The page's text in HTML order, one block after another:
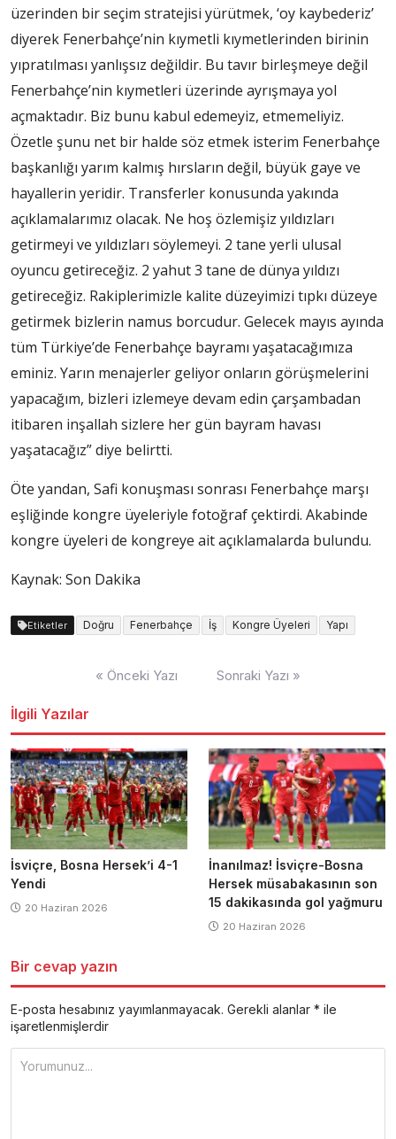
üzerinden bir seçim stratejisi yürütmek, ‘oy kaybederiz’
diyerek Fenerbahçe’nin kıymetli kıymetlerinden birinin
yıpratılması yanlışsız değildir. Bu tavır birleşmeye değil
Fenerbahçe’nin kıymetleri üzerinde ayrışmaya yol
açmaktadır. Biz bunu kabul edemeyiz, etmemeliyiz.
Özetle şunu net bir halde söz etmek isterim Fenerbahçe
başkanlığı yarım kalmış hırsların değil, büyük gaye ve
hayallerin yeridir. Transferler konusunda yakında
açıklamalarımız olacak. Ne hoş özlemişiz yıldızları
getirmeyi ve yıldızları söylemeyi. 2 tane yerli ulusal
oyuncu getireceğiz. 2 yahut 3 tane de dünya yıldızı
getireceğiz. Rakiplerimizle kalite düzeyimizi tıpkı düzeye
getirmek bizlerin namus borcudur. Gelecek mayıs ayında
tüm Türkiye’de Fenerbahçe bayramı yaşatacağımıza
eminiz. Yarın menajerler geliyor onların görüşmelerini
yapacağım, bizleri izlemeye devam edin çarşambadan
itibaren inşallah sizlere her gün bayram havası
yaşatacağız” diye belirtti.
Öte yandan, Safi konuşması sonrası Fenerbahçe marşı
eşliğinde kongre üyeleriyle fotoğraf çektirdi. Akabinde
kongre üyeleri de kongreye ait açıklamalarda bulundu.
Kaynak: Son Dakika
Etiketler Doğru Fenerbahçe İş Kongre Üyeleri Yapı
« Önceki Yazı Sonraki Yazı »
İlgili Yazılar
İsviçre, Bosna Hersek’i 4-1
Yendi
20 Haziran 2026
İnanılmaz! İsviçre-Bosna
Hersek müsabakasının son
15 dakikasında gol yağmuru
20 Haziran 2026
Bir cevap yazın
E-posta hesabınız yayımlanmayacak. Gerekli alanlar * ile
işaretlenmişlerdir